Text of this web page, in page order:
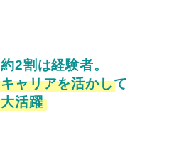
約2割は経験者。
キャリアを活かして
大活躍